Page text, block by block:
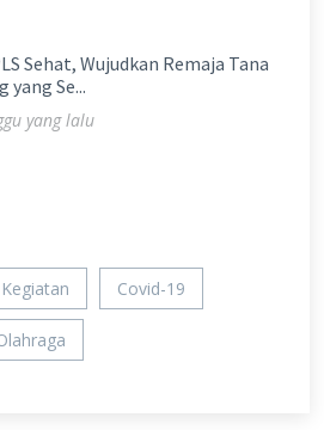
Sehat, Wujudkan Remaja Tana
yang Se...
yang lalu
Kegiatan Covid-19